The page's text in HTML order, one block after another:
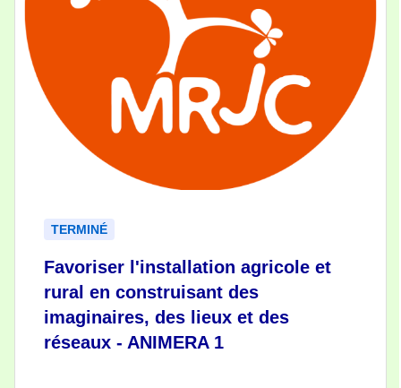
Favoriser l'installation agricole et
rural en construisant des
imaginaires, des lieux et des
réseaux - ANIMERA 1
TERMINÉ